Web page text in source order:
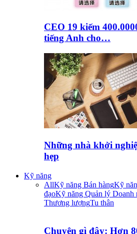
CEO 19 kiếm
tiếng Anh cho…
Những nhà khởi
hẹp
Kỹ năng
AllKỹ năng Bán hàngKỹ
đạoKỹ năng Quản lý Doanh
Thương lượngTu thân
Chuyện gì đây: Hơn